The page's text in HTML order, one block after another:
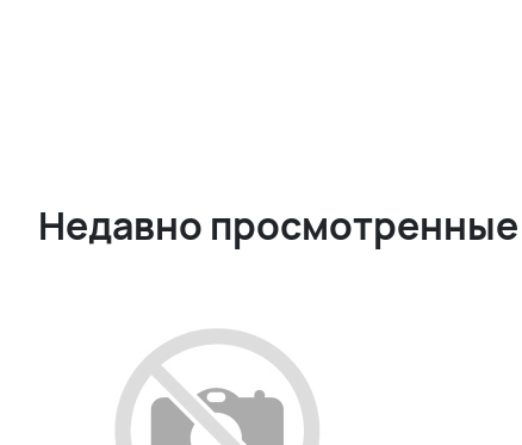
Недавно просмотренные